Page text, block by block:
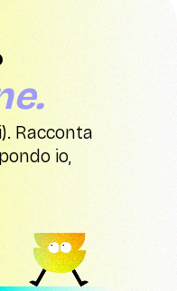
Racconta
io,